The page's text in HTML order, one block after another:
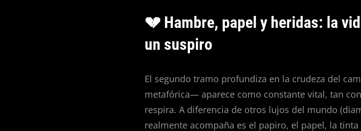
💔 Hambre, papel y heridas: la
un suspiro
El segundo tramo profundiza en la crudeza del
metafórica— aparece como constante vital, tan
respira. A diferencia de otros lujos del mundo
realmente acompaña es el papiro, el papel, la